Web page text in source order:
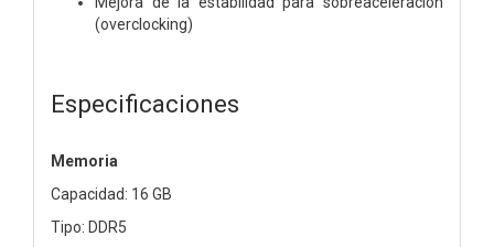
(overclocking)
Especificaciones
Memoria
Capacidad: 16 GB
Tipo: DDR5